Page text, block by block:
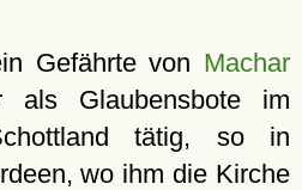
Gefährte von Machar
als Glaubensbote im
tätig, so in
wo ihm die Kirche